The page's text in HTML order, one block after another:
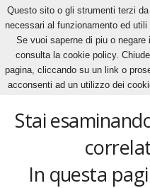
Home Tags Trials
trials
Stai
In questa
Questo sito o gli strumenti terzi
necessari al funzionamento ed
Se vuoi saperne di piu o
consulta la cookie policy.
pagina, cliccando su un link o
acconsenti ad un utilizzo dei